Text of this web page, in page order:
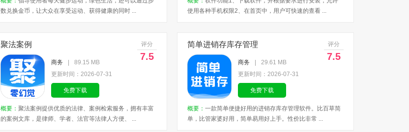
数兑换金币，让大众在享受运动、获得健康的同时 ...
使用各种手机权限2、在首页中，用户可快速的查看 ...
聚法案例 评分
7.5
商务
89.15 MB
更新时间：2026-07-31
免费下载
概要： 聚法案例提供优质的法律、案例检索服务，拥有丰富
的案例文库，是律师、学者、法官等法律人方便、 ...
简单进销存库存管理 评分
7.5
商务
29.61 MB
更新时间：2026-07-31
免费下载
概要： 一款简单便捷好用的进销存库存管理软件。比百草简
单，比管家婆好用，简单易用好上手。性价比非常 ...